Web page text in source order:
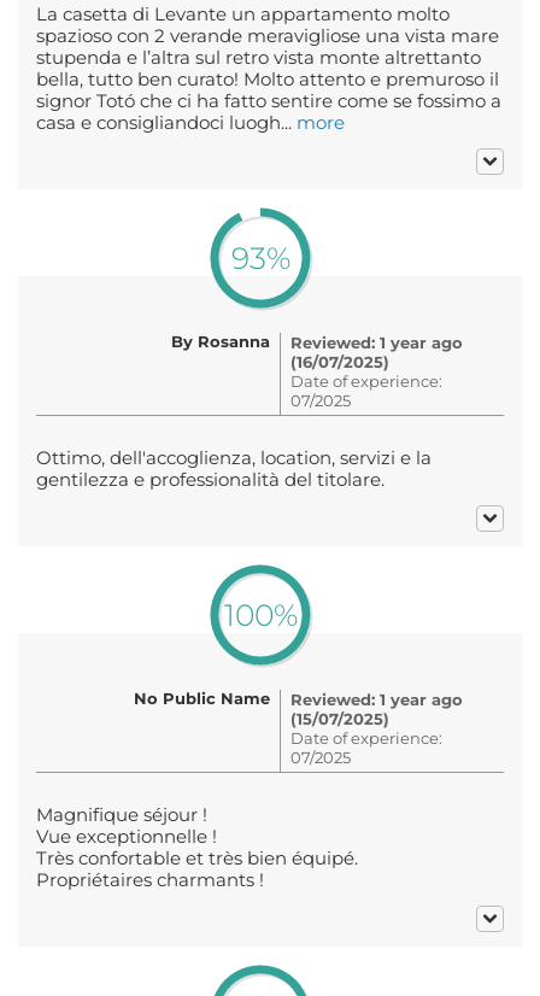
La casetta di Levante un appartamento molto
spazioso con 2 verande meravigliose una vista mare
stupenda e l’altra sul retro vista monte altrettanto
bella, tutto ben curato! Molto attento e premuroso il
signor Totó che ci ha fatto sentire come se fossimo a
casa e consigliandoci luogh... more
93%
By Rosanna
Reviewed: 1 year ago
(16/07/2025)
Date of experience:
07/2025
Ottimo, dell'accoglienza, location, servizi e la
gentilezza e professionalità del titolare.
100%
No Public Name
Reviewed: 1 year ago
(15/07/2025)
Date of experience:
07/2025
Magnifique séjour !
Vue exceptionnelle !
Très confortable et très bien équipé.
Propriétaires charmants !